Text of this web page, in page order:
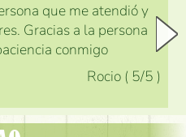
que me atendió y
Gracias a la persona
conmigo
Rocio ( 5/5 )